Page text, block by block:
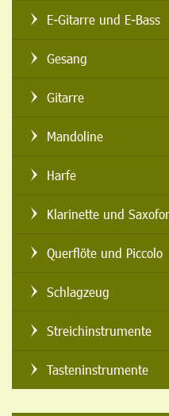
E-Gitarre und E-Bass
Gesang
Gitarre
Mandoline
Harfe
Klarinette und
Querflöte und Piccolo
Schlagzeug
Streichinstrumente
Tasteninstrumente